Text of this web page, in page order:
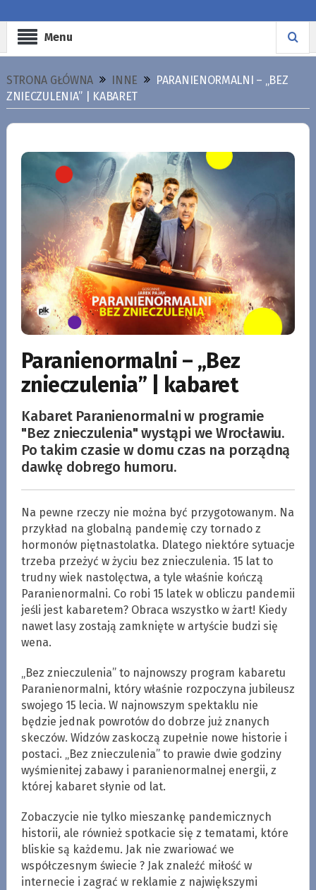
Menu
STRONA GŁÓWNA INNE
PARANIENORMALNI – „BEZ
ZNIECZULENIA” | KABARET
Paranienormalni – „Bez
znieczulenia” | kabaret
Kabaret Paranienormalni w programie
"Bez znieczulenia" wystąpi we Wrocławiu.
Po takim czasie w domu czas na porządną
dawkę dobrego humoru.
Na pewne rzeczy nie można być przygotowanym. Na
przykład na globalną pandemię czy tornado z
hormonów piętnastolatka. Dlatego niektóre sytuacje
trzeba przeżyć w życiu bez znieczulenia. 15 lat to
trudny wiek nastolęctwa, a tyle właśnie kończą
Paranienormalni. Co robi 15 latek w obliczu pandemii
jeśli jest kabaretem? Obraca wszystko w żart! Kiedy
nawet lasy zostają zamknięte w artyście budzi się
wena.
„Bez znieczulenia” to najnowszy program kabaretu
Paranienormalni, który właśnie rozpoczyna jubileusz
swojego 15 lecia. W najnowszym spektaklu nie
będzie jednak powrotów do dobrze już znanych
skeczów. Widzów zaskoczą zupełnie nowe historie i
postaci. „Bez znieczulenia” to prawie dwie godziny
wyśmienitej zabawy i paranienormalnej energii, z
której kabaret słynie od lat.
Zobaczycie nie tylko mieszankę pandemicznych
historii, ale również spotkacie się z tematami, które
bliskie są każdemu. Jak nie zwariować we
współczesnym świecie ? Jak znaleźć miłość w
internecie i zagrać w reklamie z największymi